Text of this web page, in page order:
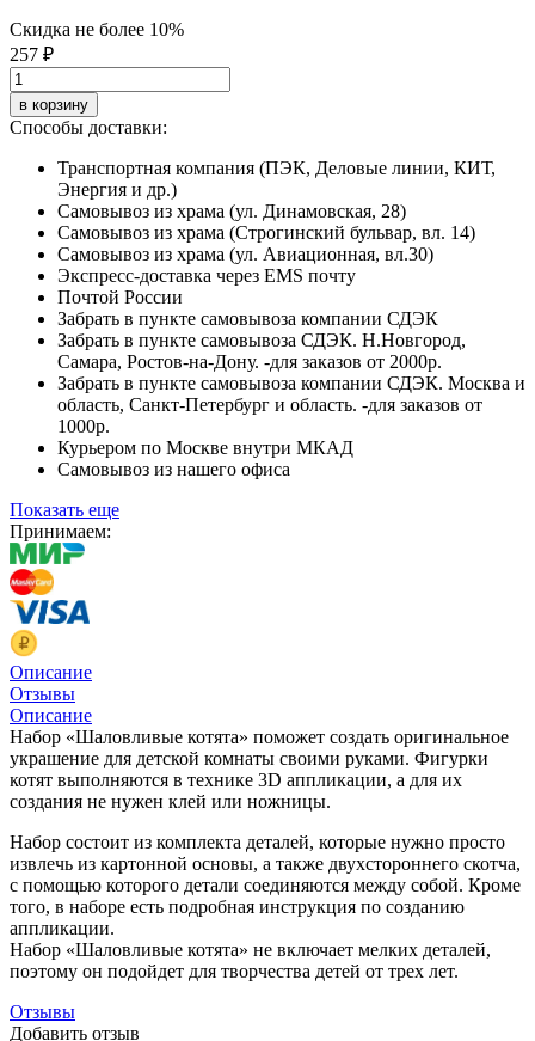
Скидка не более 10%
257 ₽
в корзину
Способы доставки:
Транспортная компания (ПЭК, Деловые линии, КИТ,
Энергия и др.)
Самовывоз из храма (ул. Динамовская, 28)
Самовывоз из храма (Строгинский бульвар, вл. 14)
Самовывоз из храма (ул. Авиационная, вл.30)
Экспресс-доставка через EMS почту
Почтой России
Забрать в пункте самовывоза компании СДЭК
Забрать в пункте самовывоза СДЭК. Н.Новгород,
Самара, Ростов-на-Дону. -для заказов от 2000р.
Забрать в пункте самовывоза компании СДЭК. Москва и
область, Санкт-Петербург и область. -для заказов от
1000р.
Курьером по Москве внутри МКАД
Самовывоз из нашего офиса
Показать еще
Принимаем:
Описание
Отзывы
Описание
Набор «Шаловливые котята» поможет создать оригинальное
украшение для детской комнаты своими руками. Фигурки
котят выполняются в технике 3D аппликации, а для их
создания не нужен клей или ножницы.
Набор состоит из комплекта деталей, которые нужно просто
извлечь из картонной основы, а также двухстороннего скотча,
с помощью которого детали соединяются между собой. Кроме
того, в наборе есть подробная инструкция по созданию
аппликации.
Набор «Шаловливые котята» не включает мелких деталей,
поэтому он подойдет для творчества детей от трех лет.
Отзывы
Добавить отзыв